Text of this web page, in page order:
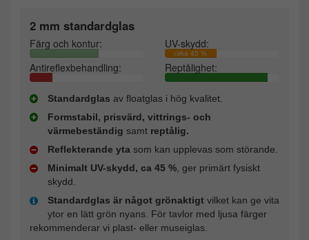
2 mm standardglas
Färg och kontur: UV-skydd:
cirka 45 %
Antireflexbehandling: Reptålighet:
Standardglas av floatglas i hög kvalitet.
Formstabil, prisvärd, vittrings- och
värmebeständig samt reptålig.
Reflekterande yta som kan upplevas som störande.
Minimalt UV-skydd, ca 45 % , ger primärt fysiskt
skydd.
Standardglas är något grönaktigt vilket kan ge vita
ytor en lätt grön nyans. För tavlor med ljusa färger
rekommenderar vi plast- eller museiglas.